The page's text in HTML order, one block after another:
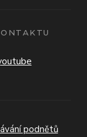
podnětů